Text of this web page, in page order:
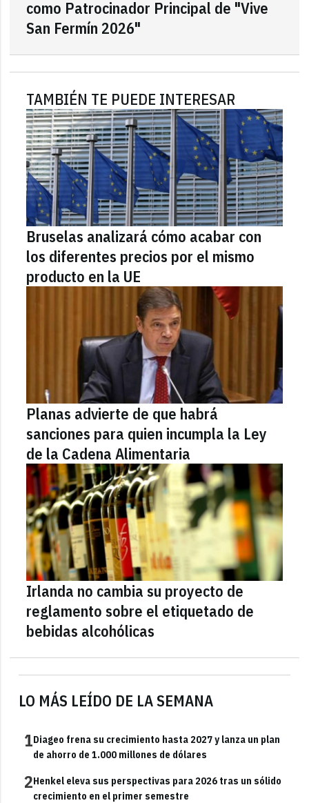
LO MÁS LEÍDO DE LA SEMANA
1Diageo frena su crecimiento hasta 2027 y lanza un plan
de ahorro de 1.000 millones de dólares
2Henkel eleva sus perspectivas para 2026 tras un sólido
crecimiento en el primer semestre
como Patrocinador Principal de "Vive
San Fermín 2026"
TAMBIÉN TE PUEDE INTERESAR
Bruselas analizará cómo acabar con
los diferentes precios por el mismo
producto en la UE
Planas advierte de que habrá
sanciones para quien incumpla la Ley
de la Cadena Alimentaria
Irlanda no cambia su proyecto de
reglamento sobre el etiquetado de
bebidas alcohólicas